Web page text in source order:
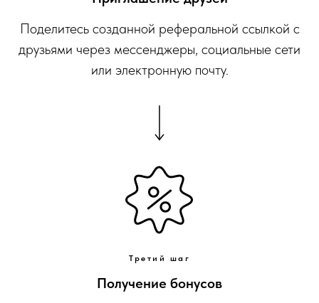
Поделитесь созданной реферальной ссылкой с
друзьями через мессенджеры, социальные сети
или электронную почту.
Третий шаг
Получение бонусов